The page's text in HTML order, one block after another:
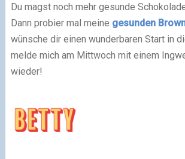
Du magst noch mehr gesunde
Dann probier mal meine gesunden
wünsche dir einen wunderbaren Start in
melde mich am Mittwoch mit einem
wieder!